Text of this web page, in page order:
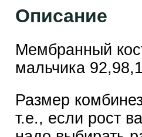
Описание
Мембранный
мальчика
Размер
т.е., если рост